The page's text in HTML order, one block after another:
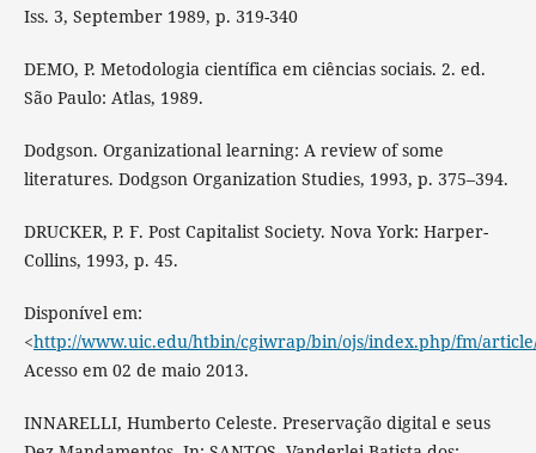
Iss. 3, September 1989, p. 319-340
DEMO, P. Metodologia científica em ciências sociais. 2. ed.
São Paulo: Atlas, 1989.
Dodgson. Organizational learning: A review of some
literatures. Dodgson Organization Studies, 1993, p. 375–394.
DRUCKER, P. F. Post Capitalist Society. Nova York: Harper-
Collins, 1993, p. 45.
Disponível em:
<http://www.uic.edu/htbin/cgiwrap/bin/ojs/index.php/fm/
Acesso em 02 de maio 2013.
INNARELLI, Humberto Celeste. Preservação digital e seus